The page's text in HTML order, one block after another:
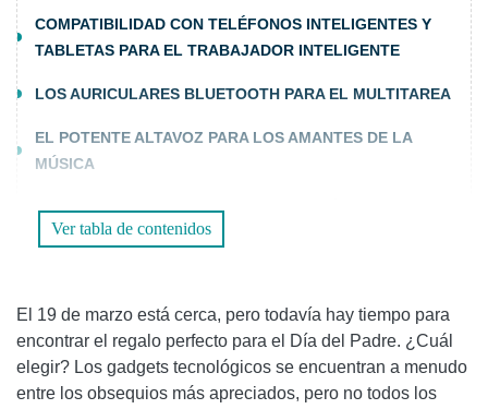
COMPATIBILIDAD CON TELÉFONOS INTELIGENTES Y
TABLETAS PARA EL TRABAJADOR INTELIGENTE
LOS AURICULARES BLUETOOTH PARA EL MULTITAREA
EL POTENTE ALTAVOZ PARA LOS AMANTES DE LA
MÚSICA
EL KIT DE ACCESORIOS PARA LOS FANÁTICOS DE APPLE
Ver tabla de contenidos
El 19 de marzo está cerca, pero todavía hay tiempo para
encontrar el regalo perfecto para el Día del Padre. ¿Cuál
elegir? Los gadgets tecnológicos se encuentran a menudo
entre los obsequios más apreciados, pero no todos los